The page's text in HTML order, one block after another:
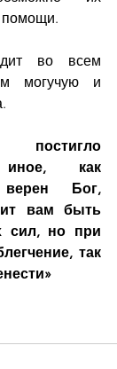
помощи.
во всем
могучую и
постигло
как
Бог,
вам быть
сил, но при
так